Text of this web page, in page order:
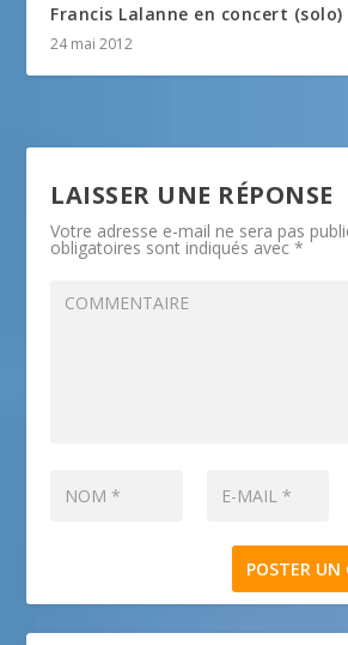
Francis Lalanne en concert (solo)
24 mai 2012
LAISSER UNE RÉPONSE
Votre adresse e-mail ne sera pas
obligatoires sont indiqués avec*